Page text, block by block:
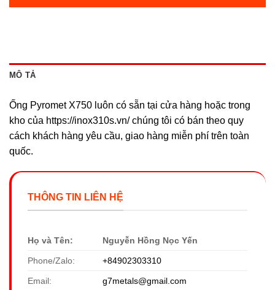
MÔ TẢ
Ống Pyromet X750 luôn có sẵn tại cửa hàng hoặc trong
kho của https://inox310s.vn/ chúng tôi có bán theo quy
cách khách hàng yêu cầu, giao hàng miễn phí trên toàn
quốc.
THÔNG TIN LIÊN HỆ
Họ và Tên: Nguyễn Hồng Nọc Yến
Phone/Zalo: +84902303310
Email: g7metals@gmail.com